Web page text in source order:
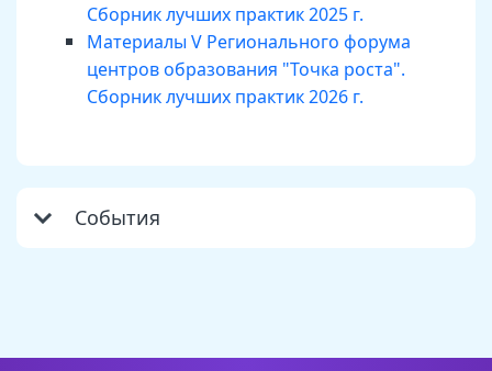
Сборник лучших практик 2025 г.
Материалы V Регионального форума
центров образования "Точка роста".
Сборник лучших практик 2026 г.
События